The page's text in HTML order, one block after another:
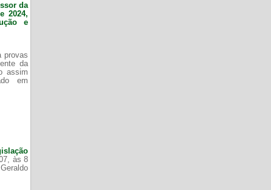
da
2024,
e
provas
da
assim
em
às 8